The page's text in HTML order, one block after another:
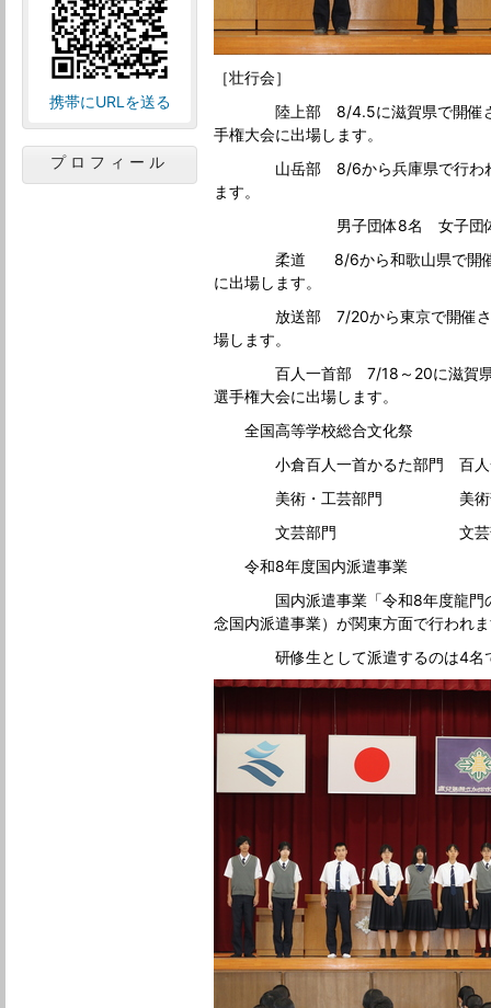
［壮行会］
陸上部 8/4.5に滋賀県で開催され
手権大会に出場します。
山岳部 8/6から兵庫県で行われ
ます。
男子団体8名 女子団体
柔道 8/6から和歌山県で開催さ
に出場します。
放送部 7/20から東京で開催され
場します。
百人一首部 7/18～20に滋賀県近
選手権大会に出場します。
全国高等学校総合文化祭
小倉百人一首かるた部門 百人
美術・工芸部門 美術
文芸部門 文芸
令和8年度国内派遣事業
国内派遣事業「令和8年度龍門の
念国内派遣事業）が関東方面で行われ
研修生として派遣するのは4名
携帯にURLを送る
プロフィール